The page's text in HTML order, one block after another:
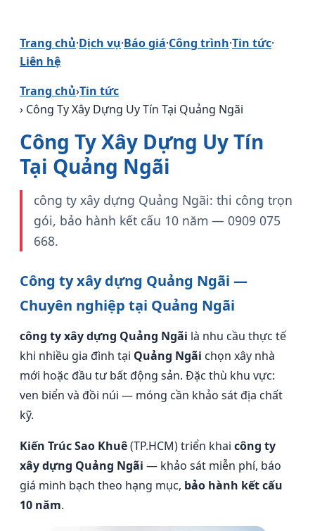
Trang chủ·Dịch vụ·Báo giá·Công trình·Tin tức·
Liên hệ
Trang chủ›Tin tức
› Công Ty Xây Dựng Uy Tín Tại Quảng Ngãi
Công Ty Xây Dựng Uy Tín
Tại Quảng Ngãi
công ty xây dựng Quảng Ngãi: thi công trọn
gói, bảo hành kết cấu 10 năm — 0909 075
668.
Công ty xây dựng Quảng Ngãi —
Chuyên nghiệp tại Quảng Ngãi
công ty xây dựng Quảng Ngãi là nhu cầu thực tế
khi nhiều gia đình tại Quảng Ngãi chọn xây nhà
mới hoặc đầu tư bất động sản. Đặc thù khu vực:
ven biển và đồi núi — móng cần khảo sát địa chất
kỹ.
Kiến Trúc Sao Khuê(TP.HCM) triển khai công ty
xây dựng Quảng Ngãi — khảo sát miễn phí, báo
giá minh bạch theo hạng mục, bảo hành kết cấu
10 năm.